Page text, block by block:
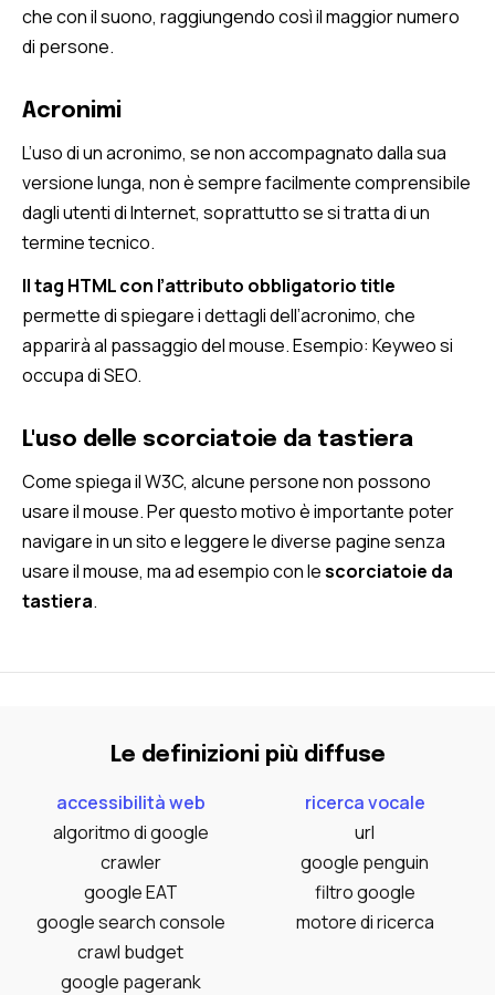
che con il suono, raggiungendo così il maggior numero
di persone.
Acronimi
L’uso di un acronimo, se non accompagnato dalla sua
versione lunga, non è sempre facilmente comprensibile
dagli utenti di Internet, soprattutto se si tratta di un
termine tecnico.
Il tag HTML con l’attributo obbligatorio title
permette di spiegare i dettagli dell’acronimo, che
apparirà al passaggio del mouse. Esempio: Keyweo si
occupa di SEO.
L'uso delle scorciatoie da tastiera
Come spiega il W3C, alcune persone non possono
usare il mouse. Per questo motivo è importante poter
navigare in un sito e leggere le diverse pagine senza
usare il mouse, ma ad esempio con lescorciatoie da
tastiera.
Le definizioni più diffuse
accessibilità web
algoritmo di google
crawler
google EAT
google search console
crawl budget
google pagerank
ricerca vocale
url
google penguin
filtro google
motore di ricerca